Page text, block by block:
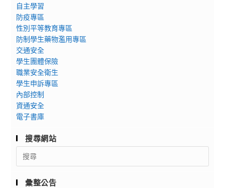
自主學習
防疫專區
性別平等教育專區
防制學生藥物濫用專區
交通安全
學生團體保險
職業安全衛生
學生申訴專區
內部控制
資通安全
電子書庫
搜尋網站
Search
for:
彙整公告